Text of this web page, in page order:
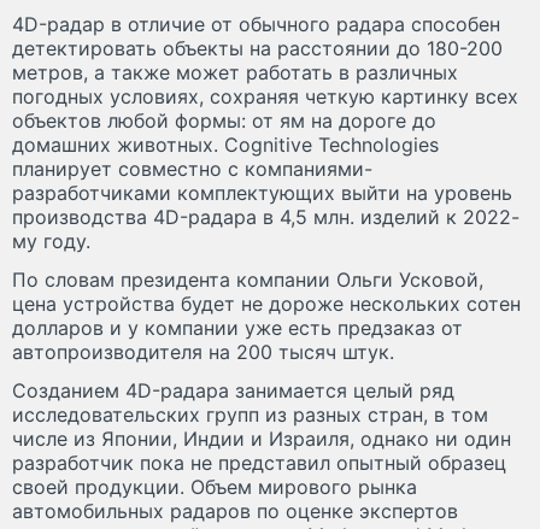
4D-радар в отличие от обычного радара способен
детектировать объекты на расстоянии до 180-200
метров, а также может работать в различных
погодных условиях, сохраняя четкую картинку всех
объектов любой формы: от ям на дороге до
домашних животных. Cognitive Technologies
планирует совместно с компаниями-
разработчиками комплектующих выйти на уровень
производства 4D-радара в 4,5 млн. изделий к 2022-
му году.
По словам президента компании Ольги Усковой,
цена устройства будет не дороже нескольких сотен
долларов и у компании уже есть предзаказ от
автопроизводителя на 200 тысяч штук.
Созданием 4D-радара занимается целый ряд
исследовательских групп из разных стран, в том
числе из Японии, Индии и Израиля, однако ни один
разработчик пока не представил опытный образец
своей продукции. Объем мирового рынка
автомобильных радаров по оценке экспертов